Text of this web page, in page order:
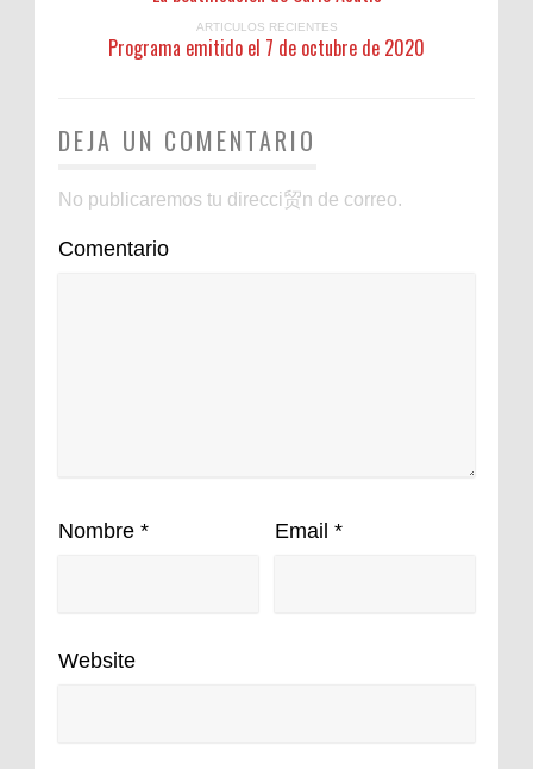
ARTICULOS RECIENTES
Programa emitido el 7 de octubre de 2020
DEJA UN COMENTARIO
No publicaremos tu direcci贸n de correo.
Comentario
Nombre * Email *
Website